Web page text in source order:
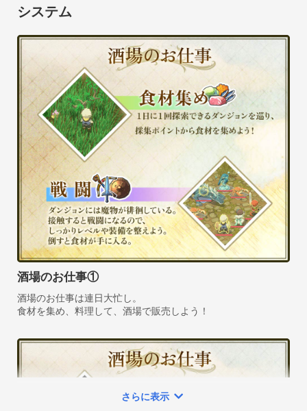
毎日通えるダンジョンを巡り、採取ポイントで食材集め！
しっかりレベルや装備を整え、魔物を倒して食材を手に入れよ
う。
◆食材を組み合わせて調理しよう
集めた食材で、酒場で提供するための料理を作ろう。
レシピを購入したり、食材から推測してオリジナル調理をした
り、なんと800種もの料理作成が可能！
◆料理を並べ、いざ開店！
メニューに料理を登録したら、酒場をオープンしよう。
季節や流行に合わせて、最高売り上げを狙え！
『従業員の担当配置』も肝心なポイントだ。
◆リンガム国の冒険を楽しもう！
料理と冒険が繋ぐ、人々との温かな日常。
[食事でレベルアップ]
いいえ、リンガム国では「自分で作った料理を食べて」レベル
アップします！
酒場の裏の畑で種を植えよう。実ったら収穫し、新鮮な野菜を
システム
酒場のお仕事①
酒場のお仕事は連日大忙し。
さらに表示